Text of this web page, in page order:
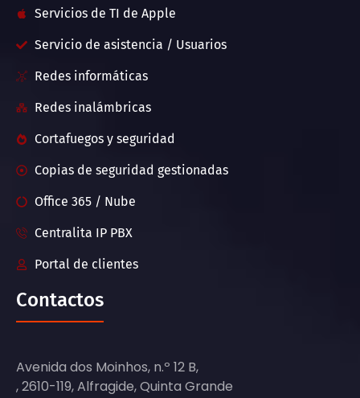
Servicios de TI de Apple
Servicio de asistencia / Usuarios
Redes informáticas
Redes inalámbricas
Cortafuegos y seguridad
Copias de seguridad gestionadas
Office 365 / Nube
Centralita IP PBX
Portal de clientes
Contactos
Avenida dos Moinhos, n.º 12 B,
, 2610-119, Alfragide, Quinta Grande